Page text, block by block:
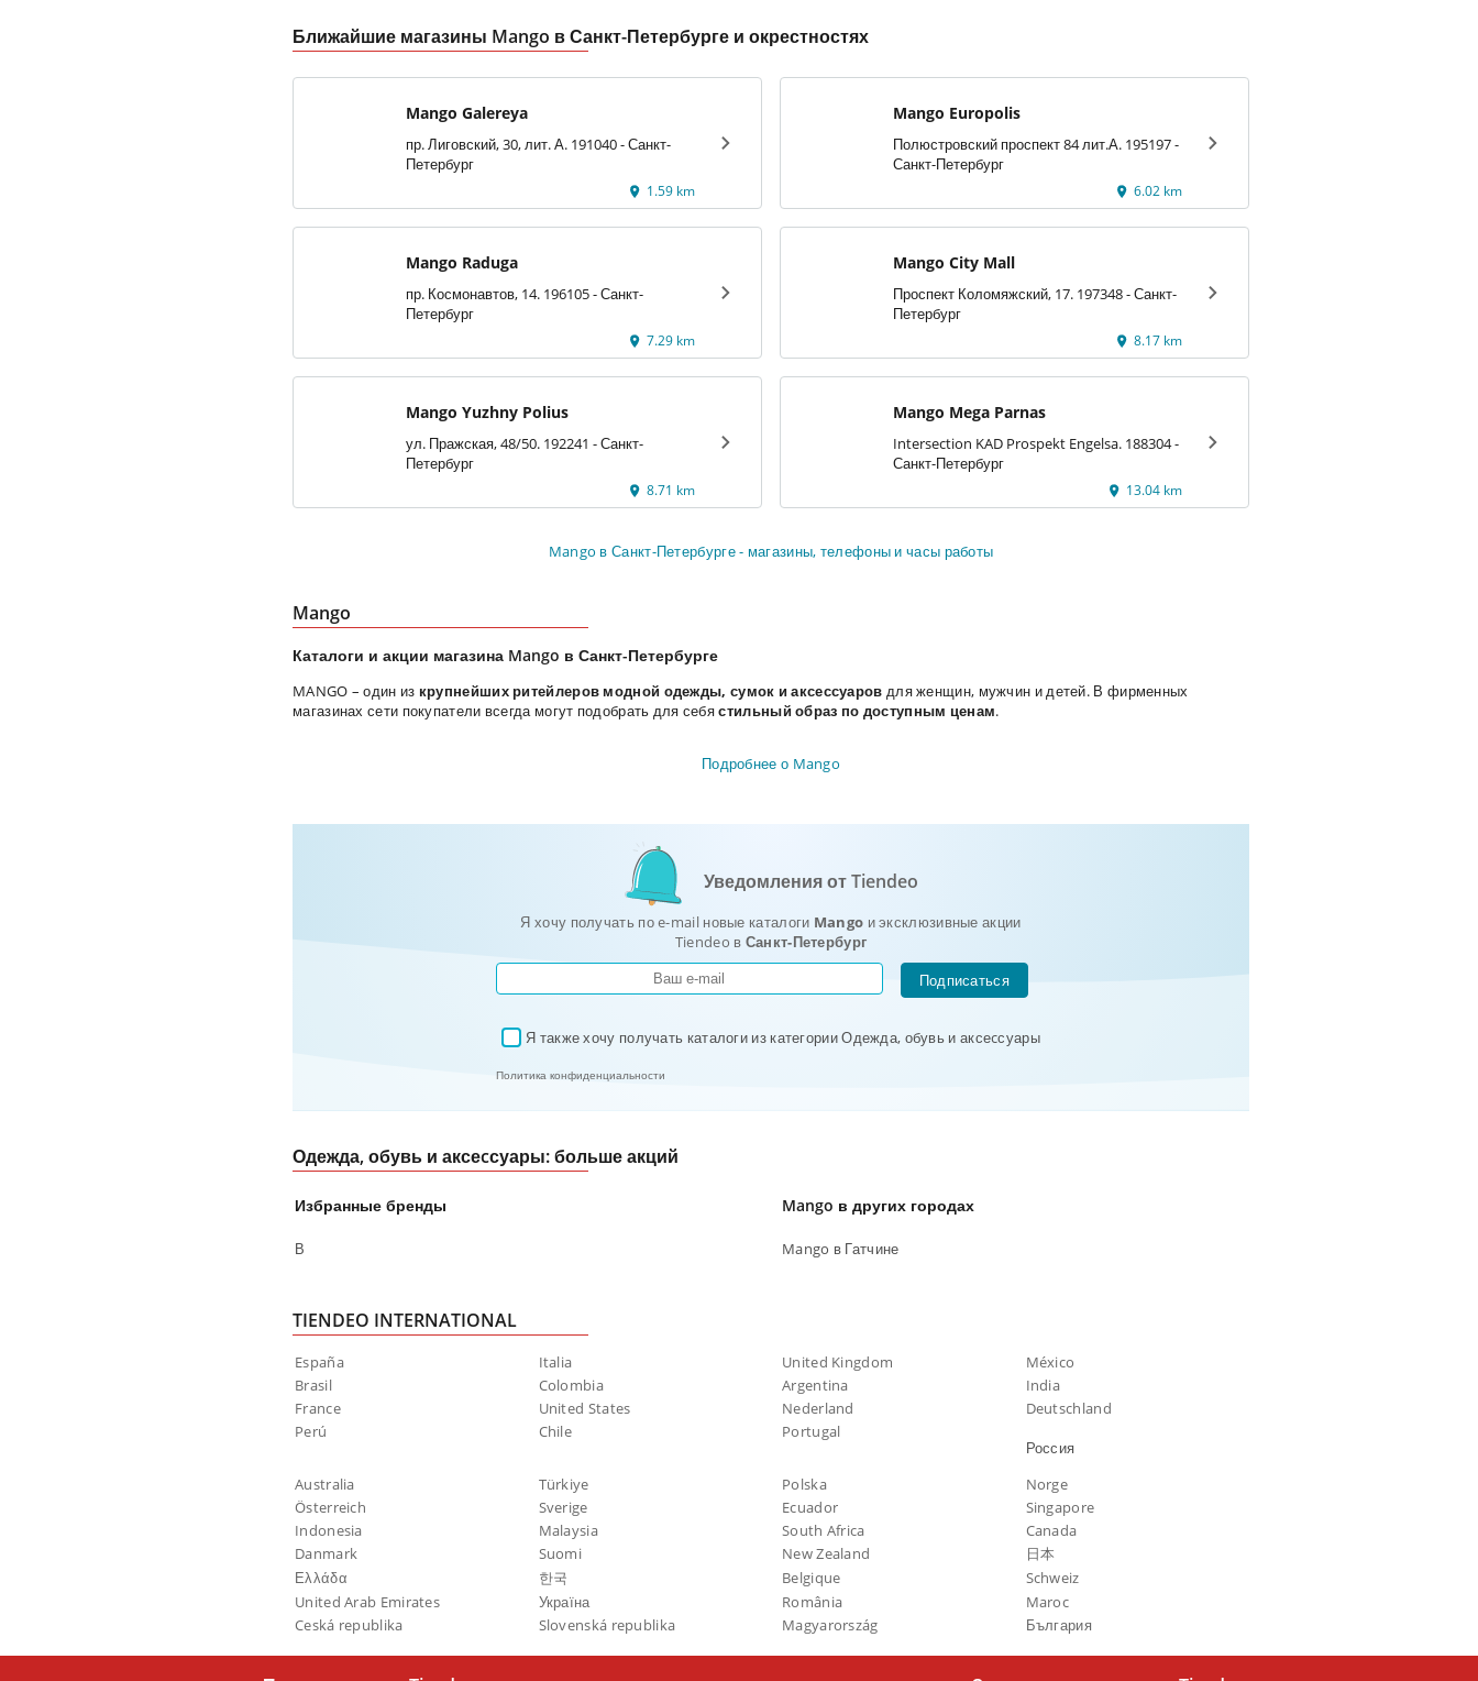
Ближайшие магазины Mango в Санкт-Петербурге и окрестностях
Mango Galereya
пр. Лиговский, 30, лит. А. 191040 - Санкт-
Петербург
1.59 km
Mango Europolis
Полюстровский проспект 84 лит.А. 195197 -
Санкт-Петербург
6.02 km
Mango Raduga
пр. Космонавтов, 14. 196105 - Санкт-
Петербург
7.29 km
Mango City Mall
Проспект Коломяжский, 17. 197348 - Санкт-
Петербург
8.17 km
Mango Yuzhny Polius
ул. Пражская, 48/50. 192241 - Санкт-
Петербург
8.71 km
Mango Mega Parnas
Intersection KAD Prospekt Engelsa. 188304 -
Санкт-Петербург
13.04 km
Mango в Санкт-Петербурге - магазины, телефоны и часы работы
Mango
Каталоги и акции магазина Mango в Санкт-Петербурге
MANGO – один из крупнейших ритейлеров модной одежды, сумок и аксессуаров для женщин, мужчин и детей. В фирменных
магазинах сети покупатели всегда могут подобрать для себястильный образ по доступным ценам.
Подробнее о Mango
Уведомления от Tiendeo
Я хочу получать по e-mail новые каталоги Mango и эксклюзивные акции
Tiendeo в Санкт-Петербург
Подписаться
Я также хочу получать каталоги из категории Одежда, обувь и аксеcсуары
Политика конфиденциальности
Одежда, обувь и аксеcсуары: больше акций
Избранные бренды
В
Mango в других городах
Mango в Гатчине
TIENDEO INTERNATIONAL
España Italia United Kingdom
México
Brasil
Colombia Argentina
India
France
United States Nederland
Deutschland
Perú
Chile
Portugal
Россия
Australia
Türkiye Polska
Norge
Österreich
Sverige Ecuador
Singapore
Indonesia
Malaysia South Africa
Canada
Danmark
Suomi New Zealand
日本
Ελλάδα
한국 Belgique
Schweiz
United Arab Emirates
Україна România
Maroc
Ceská republika
Slovenská republika Magyarország България